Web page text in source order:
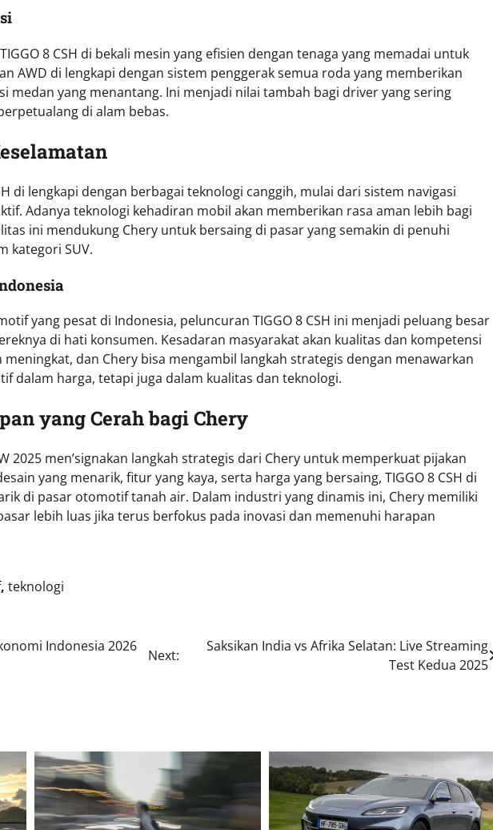
8 CSH di bekali mesin yang efisien dengan tenaga yang memadai untuk
AWD di lengkapi dengan sistem penggerak semua roda yang memberikan
medan yang menantang. Ini menjadi nilai tambah bagi driver yang sering
di alam bebas.
di lengkapi dengan berbagai teknologi canggih, mulai dari sistem navigasi
Adanya teknologi kehadiran mobil akan memberikan rasa aman lebih bagi
ini mendukung Chery untuk bersaing di pasar yang semakin di penuhi
kategori SUV.
yang pesat di Indonesia, peluncuran TIGGO 8 CSH ini menjadi peluang besar
di hati konsumen. Kesadaran masyarakat akan kualitas dan kompetensi
dan Chery bisa mengambil langkah strategis dengan menawarkan
dalam harga, tetapi juga dalam kualitas dan teknologi.
yang Cerah bagi Chery
2025 men’signakan langkah strategis dari Chery untuk memperkuat pijakan
yang menarik, fitur yang kaya, serta harga yang bersaing, TIGGO 8 CSH di
di pasar otomotif tanah air. Dalam industri yang dinamis ini, Chery memiliki
lebih luas jika terus berfokus pada inovasi dan memenuhi harapan
, teknologi
Indonesia 2026
Next:
Saksikan India vs Afrika Selatan: Live Streaming
Test Kedua 2025